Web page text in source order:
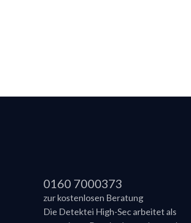
0160 7000373
zur kostenlosen Beratung
Die Detektei High-Sec arbeitet als